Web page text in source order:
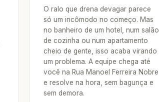
O ralo que drena devagar parece
só um incômodo no começo. Mas
no banheiro de um hotel, num salão
de cozinha ou num apartamento
cheio de gente, isso acaba virando
um problema. A equipe chega até
você na Rua Manoel Ferreira Nobre
e resolve na hora, sem bagunça e
sem demora.